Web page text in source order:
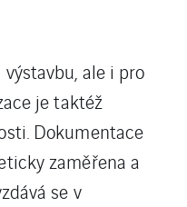
ale i pro
je taktéž
Dokumentace
zaměřena a
se v